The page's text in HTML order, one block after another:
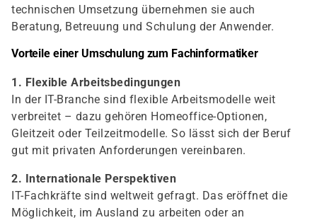
technischen Umsetzung übernehmen sie auch
Beratung, Betreuung und Schulung der Anwender.
Vorteile einer Umschulung zum Fachinformatiker
1. Flexible Arbeitsbedingungen
In der IT-Branche sind flexible Arbeitsmodelle weit
verbreitet – dazu gehören Homeoffice-Optionen,
Gleitzeit oder Teilzeitmodelle. So lässt sich der Beruf
gut mit privaten Anforderungen vereinbaren.
2. Internationale Perspektiven
IT-Fachkräfte sind weltweit gefragt. Das eröffnet die
Möglichkeit, im Ausland zu arbeiten oder an